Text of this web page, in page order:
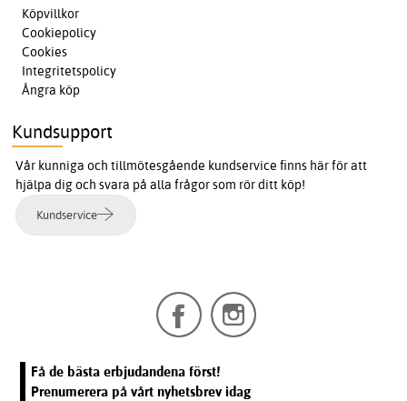
Köpvillkor
Cookiepolicy
Cookies
Integritetspolicy
Ångra köp
Kundsupport
Vår kunniga och tillmötesgående kundservice finns här för att
hjälpa dig och svara på alla frågor som rör ditt köp!
Kundservice
Få de bästa erbjudandena först!
Prenumerera på vårt nyhetsbrev idag